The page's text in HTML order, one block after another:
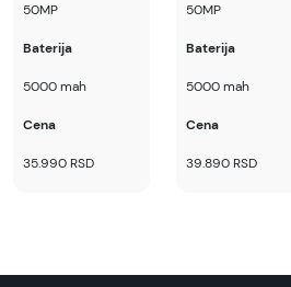
50MP
Baterija
5000 mah
Cena
35.990 RSD
50MP
Baterija
5000 mah
Cena
39.890 RSD